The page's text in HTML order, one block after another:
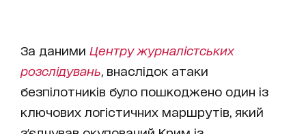
За даними Центру журналістських
розслідувань , внаслідок атаки
безпілотників було пошкоджено один із
ключових логістичних маршрутів, який